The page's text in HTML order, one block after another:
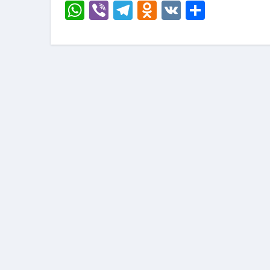
WhatsApp
ViberTelegram
Odnoklassniki
VK